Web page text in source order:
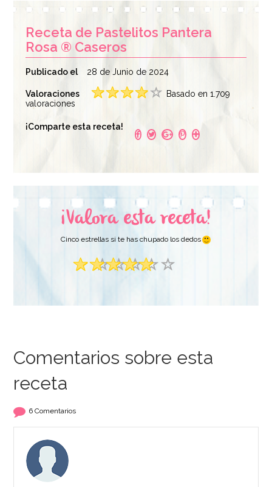
Receta de Pastelitos Pantera
Rosa ® Caseros
Publicado el 28 de Junio de 2024
Valoraciones
Basado en 1.709
valoraciones
¡Comparte esta receta!
¡Valora esta receta!
Cinco estrellas si te has chupado los dedos
Comentarios sobre esta
receta
6 Comentarios